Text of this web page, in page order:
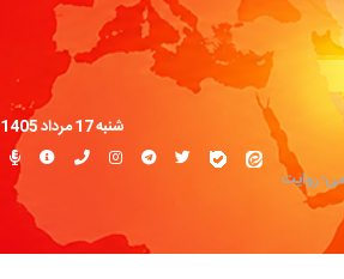
روایت
شنبه 17 مرداد 1405